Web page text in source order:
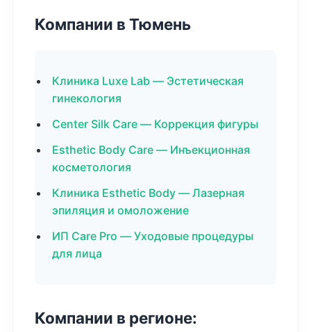
Компании в Тюмень
Клиника Luxe Lab — Эстетическая
гинекология
Center Silk Care — Коррекция фигуры
Esthetic Body Care — Инъекционная
косметология
Клиника Esthetic Body — Лазерная
эпиляция и омоложение
ИП Care Pro — Уходовые процедуры
для лица
Компании в регионе: